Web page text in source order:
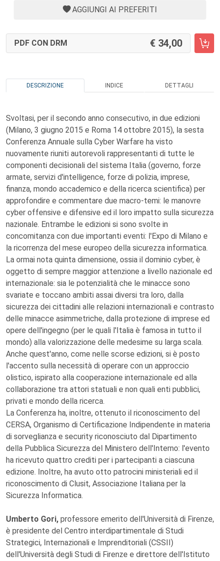
AGGIUNGI AI PREFERITI
PDF CON DRM 34,00
DESCRIZIONE INDICE DETTAGLI
Svoltasi, per il secondo anno consecutivo, in due edizioni
(Milano, 3 giugno 2015 e Roma 14 ottobre 2015), la sesta
Conferenza Annuale sulla Cyber Warfare ha visto
nuovamente riuniti autorevoli rappresentanti di tutte le
componenti decisionali del sistema Italia (governo, forze
armate, servizi d'intelligence, forze di polizia, imprese,
finanza, mondo accademico e della ricerca scientifica) per
approfondire e commentare due macro-temi: le manovre
cyber offensive e difensive ed il loro impatto sulla sicurezza
nazionale. Entrambe le edizioni si sono svolte in
concomitanza con due importanti eventi: l'Expo di Milano e
la ricorrenza del mese europeo della sicurezza informatica.
La ormai nota quinta dimensione, ossia il dominio cyber, è
oggetto di sempre maggior attenzione a livello nazionale ed
internazionale: sia le potenzialità che le minacce sono
svariate e toccano ambiti assai diversi tra loro, dalla
sicurezza dei cittadini alle relazioni internazionali e contrasto
delle minacce asimmetriche, dalla protezione di imprese ed
opere dell'ingegno (per le quali l'Italia è famosa in tutto il
mondo) alla valorizzazione delle medesime su larga scala.
Anche quest'anno, come nelle scorse edizioni, si è posto
l'accento sulla necessità di operare con un approccio
olistico, ispirato alla cooperazione internazionale ed alla
collaborazione tra attori statuali e non quali enti pubblici,
privati e mondo della ricerca.
La Conferenza ha, inoltre, ottenuto il riconoscimento del
CERSA, Organismo di Certificazione Indipendente in materia
di sorveglianza e security riconosciuto dal Dipartimento
della Pubblica Sicurezza del Ministero dell'Interno: l'evento
ha ricevuto quattro crediti per i partecipanti a ciascuna
edizione. Inoltre, ha avuto otto patrocini ministeriali ed il
riconoscimento di Clusit, Associazione Italiana per la
Sicurezza Informatica.
Umberto Gori, professore emerito dell'Università di Firenze,
è presidente del Centro interdipartimentale di Studi
Strategici, Internazionali e Imprenditoriali (CSSII)
dell'Università degli Studi di Firenze e direttore dell'Istituto